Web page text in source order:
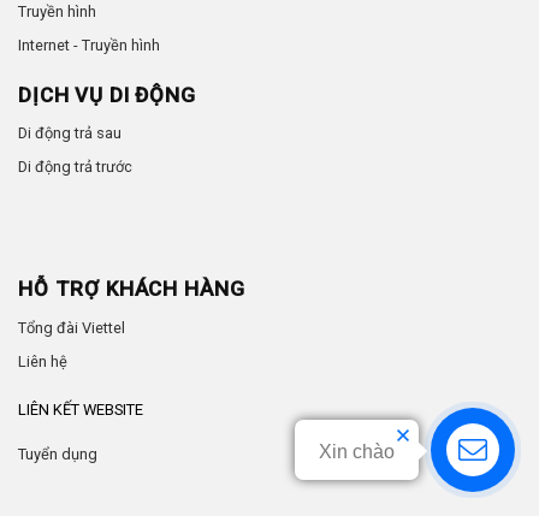
Truyền hình
Internet - Truyền hình
DỊCH VỤ DI ĐỘNG
Di động trả sau
Di động trả trước
HỖ TRỢ KHÁCH HÀNG
Tổng đài Viettel
Liên hệ
LIÊN KẾT WEBSITE
Tuyển dụng Xin chào